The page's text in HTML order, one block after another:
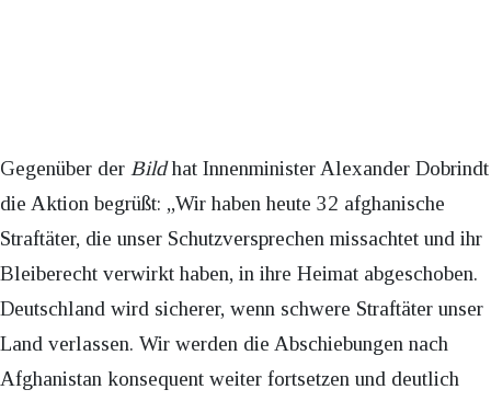
Gegenüber der Bildhat Innenminister Alexander Dobrindt
die Aktion begrüßt: „Wir haben heute 32 afghanische
Straftäter, die unser Schutzversprechen missachtet und ihr
Bleiberecht verwirkt haben, in ihre Heimat abgeschoben.
Deutschland wird sicherer, wenn schwere Straftäter unser
Land verlassen. Wir werden die Abschiebungen nach
Afghanistan konsequent weiter fortsetzen und deutlich